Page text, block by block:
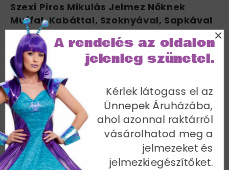
Szexi Piros Mikulás Jelmez Nőknek
Muffal, Kabáttal, Szoknyával, Sapkával
és Övvel - S
Mellbőség 88-90 cm / Derékbőség 67-70 cm /
Csípőméret 94-97 cm / Belső lábhossz 82 cm
Cikkszám: 36989S
További termékek a kategóriában
Kérlek látogass el az
Ünnepek Áruházába,
ahol azonnal raktárról
vásárolhatod meg a
jelmezeket és
jelmezkiegészítőket.
A rendelés az oldalon
jelenleg szünetel.
×